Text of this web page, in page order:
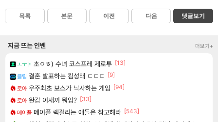
목록 본문 이전 다음 댓글보기
지금 뜨는 인벤 더보기+
ㅗㅜㅑ 초ㅇㅎ) 수녀 코스프레 제로투 [13]
클립 결혼 발표하는 킴성태 ㄷㄷㄷ [9]
로아 우주최초 보스가 낙사하는 게임 [94]
로아 완갑 이새끼 뭐임? [33]
메이플 메이플 렉걸리는 애들은 참고해라 [543]